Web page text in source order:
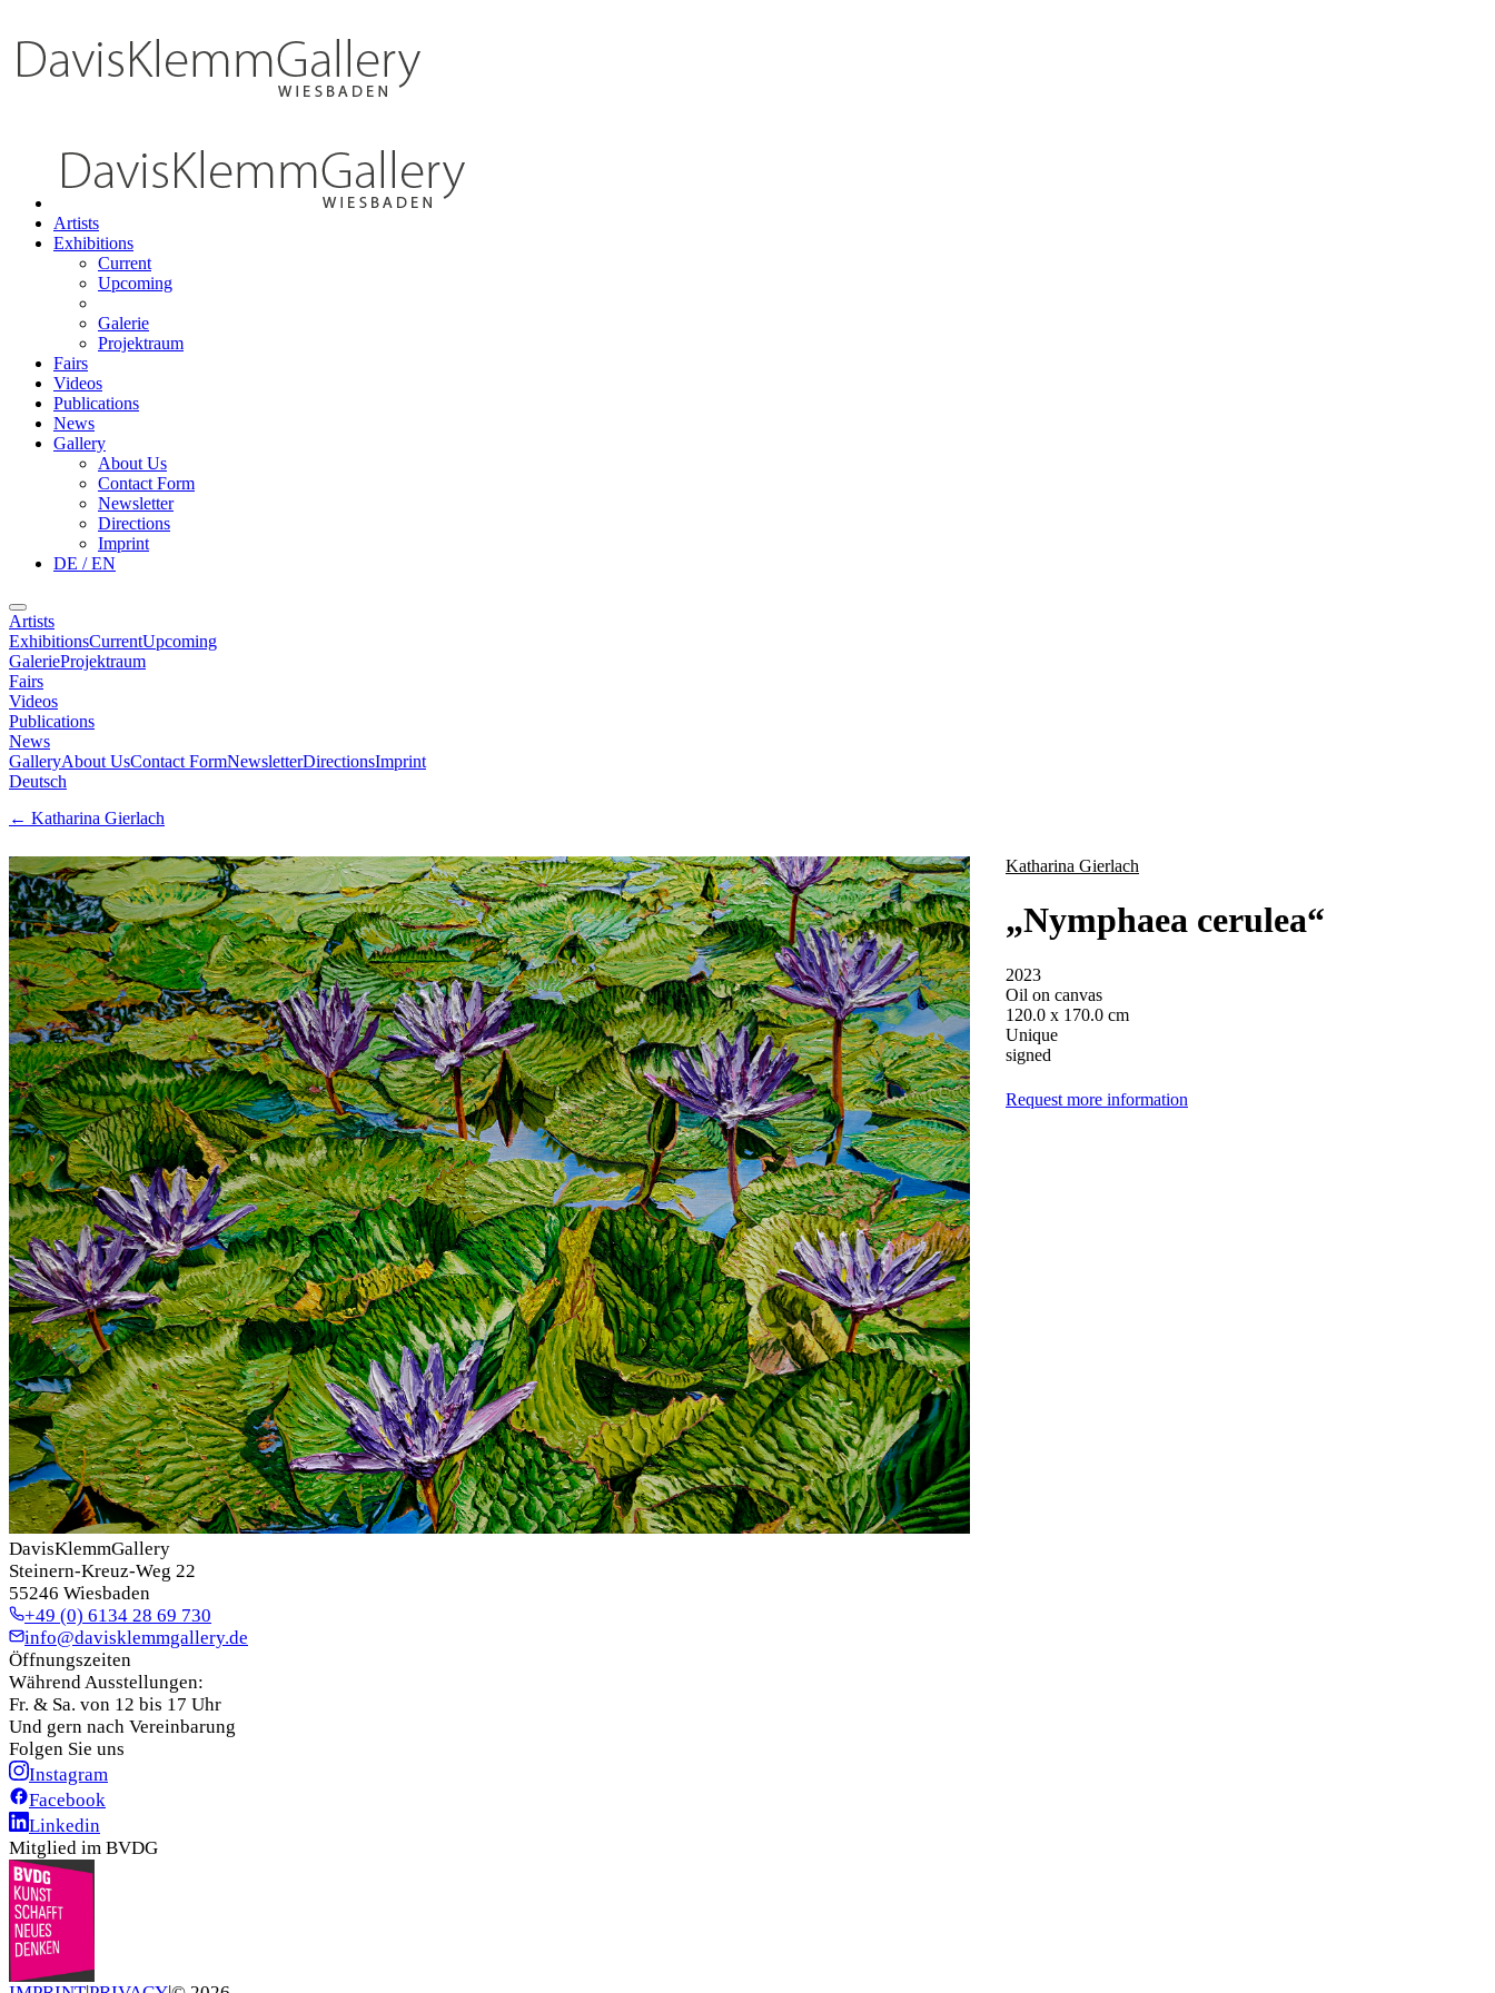
Artists
Exhibitions
Current
Upcoming
Galerie
Projektraum
Fairs
Videos
Publications
News
Gallery
About Us
Contact Form
Newsletter
Directions
Imprint
DE / EN
Artists
ExhibitionsCurrentUpcoming
GalerieProjektraum
Fairs
Videos
Publications
News
GalleryAbout UsContact FormNewsletterDirectionsImprint
Deutsch
← Katharina Gierlach
Katharina Gierlach
„Nymphaea cerulea“
2023
Oil on canvas
120.0 x 170.0 cm
Unique
signed
Request more information
DavisKlemmGallery
Steinern-Kreuz-Weg 22
55246 Wiesbaden
+49 (0) 6134 28 69 730
info@davisklemmgallery.de
Öffnungszeiten
Während Ausstellungen:
Fr. & Sa. von 12 bis 17 Uhr
Und gern nach Vereinbarung
Folgen Sie uns
Instagram
Facebook
Linkedin
Mitglied im BVDG